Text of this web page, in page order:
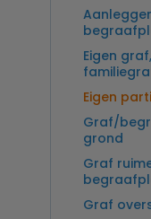
Eigen
Eigen
Graf/
grond
Graf
Graf